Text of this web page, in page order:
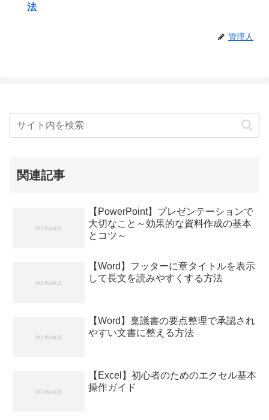
法
管理人
関連記事
【PowerPoint】プレゼンテーションで
大切なこと～効果的な資料作成の基本
とコツ～
【Word】フッターに章タイトルを表示
して長文を読みやすくする方法
【Word】稟議書の要点整理で承認され
やすい文書に整える方法
【Excel】初心者のためのエクセル基本
操作ガイド